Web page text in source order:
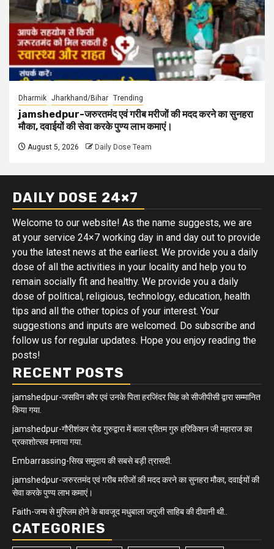
Dharmik Jharkhand/Bihar Trending
jamshedpur-जरुरतमंद एवं गरीब मरीजों की मदद करने का सुनहरा
मौका, दवाईयों की सेवा करके पुण्य लाभ कमाएं।
August 5, 2026 Daily Dose Team
DAILY DOSE 24×7
Welcome to our website! As the name suggests, we are
at your service 24×7 working day in and day out to provide
you the latest news at the earliest. We provide you a daily
dose of all the activities in your locality and help you to
remain socially fit and healthy. We provide you a daily
dose of political, religious, technology, education, health
tips and all the other topics of your interest. Your
suggestions and inputs are welcomed. Do subscribe and
follow us for regular updates. Hope you enjoy reading the
posts!
RECENT POSTS
jamshedpur-जसविन कौर एवं उनके पिता हरजिंदर सिंह को सीजीपीसी द्वारा सम्मानित
किया गया.
jamshedpur-गौरीशंकर रोड गुरुद्वारा में बाला प्रीतम गुरु हरिकिशन जी महाराज का
प्रकाशोत्सव मनाया गया.
Embarrassing-सिख समुदाय की सबसे बड़ी त्रासदी.
jamshedpur-जरुरतमंद एवं गरीब मरीजों की मदद करने का सुनहरा मौका, दवाईयों की
सेवा करके पुण्य लाभ कमाएं।
Faith-जन्म से मुस्लिम होने के बावजूद मधुबाला जपुजी साहिब की दीवानी थी..
CATEGORIES